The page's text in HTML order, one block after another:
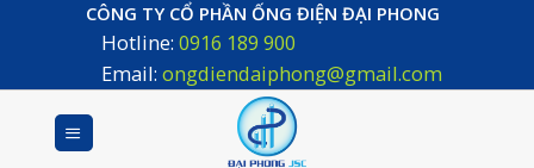
CÔNG TY CỔ PHẦN ỐNG ĐIỆN ĐẠI PHONG
Hotline: 0916 189 900
Email: ongdiendaiphong@gmail.com